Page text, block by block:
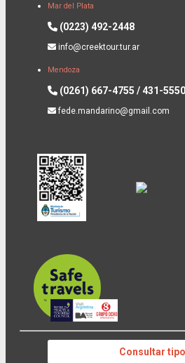
Mar del Plata
(0223) 492-2448
info@creektour.tur.ar
Mendoza
(0261) 667-4755 / 431-5550
fede.mandarino@gmail.com
Consultar